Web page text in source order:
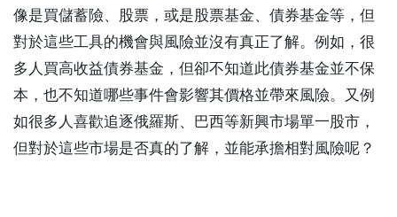
像是買儲蓄險、股票，或是股票基金、債券基金等，但
對於這些工具的機會與風險並沒有真正了解。例如，很
多人買高收益債券基金，但卻不知道此債券基金並不保
本，也不知道哪些事件會影響其價格並帶來風險。又例
如很多人喜歡追逐俄羅斯、巴西等新興市場單一股市，
但對於這些市場是否真的了解，並能承擔相對風險呢？